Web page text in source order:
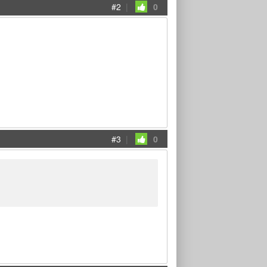
#2 | 0
#3 | 0